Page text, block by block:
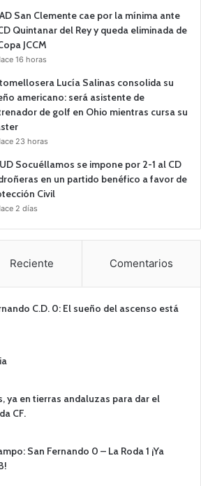
San Clemente cae por la mínima ante
Quintanar del Rey y queda eliminada de
JCCM
16 horas
Lucía Salinas consolida su
americano: será asistente de
de golf en Ohio mientras cursa su
23 horas
Socuéllamos se impone por 2-1 al CD
en un partido benéfico a favor de
Civil
2 días
Reciente Comentarios
C.D. 0: El sueño del ascenso está
ya en tierras andaluzas para dar el
CF.
San Fernando 0 – La Roda 1 ¡Ya